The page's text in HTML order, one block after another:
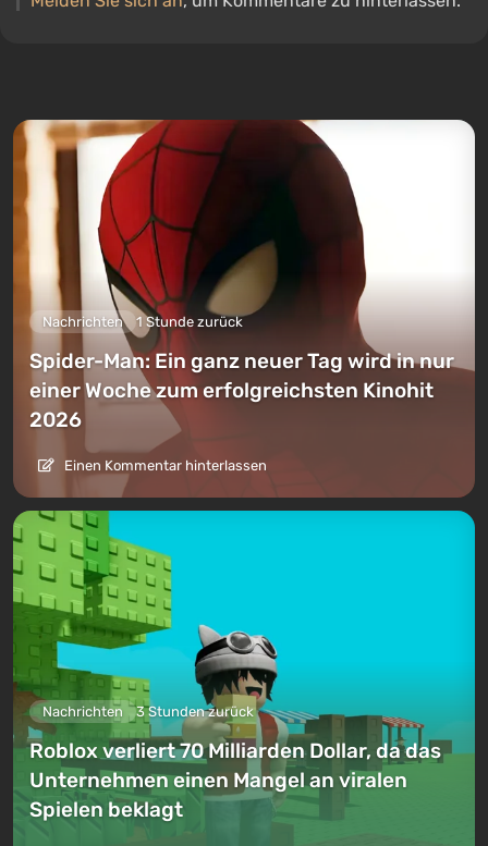
Nachrichten 1 Stunde zurück
Spider-Man: Ein ganz neuer Tag wird in nur
einer Woche zum erfolgreichsten Kinohit
2026
Einen Kommentar hinterlassen
Nachrichten 3 Stunden zurück
Roblox verliert 70 Milliarden Dollar, da das
Unternehmen einen Mangel an viralen
Spielen beklagt